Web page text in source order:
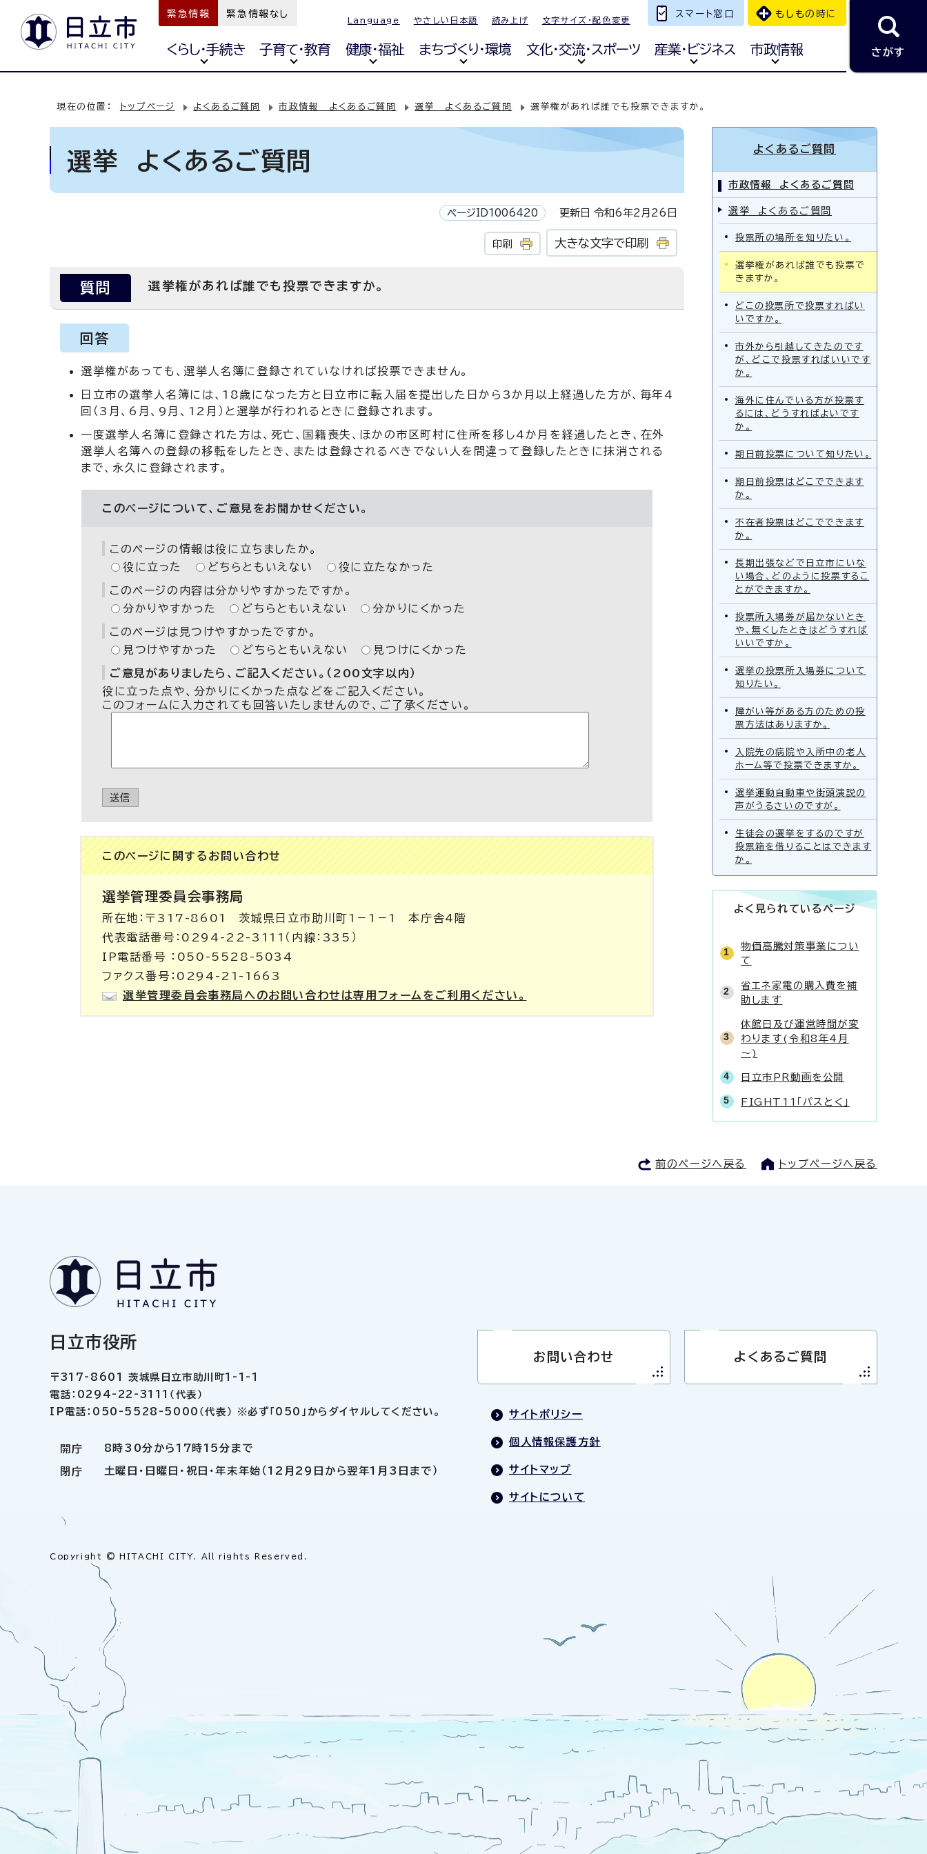
緊急情報 緊急情報なし
Language やさしい日本語 読み上げ 文字サイズ・配色変更
スマート窓口 もしもの時に
くらし・手続き 子育て・教育 健康・福祉 まちづくり・環境 文化・交流・スポーツ 産業・ビジネス 市政情報 さがす
現在の位置： トップページ よくあるご質問 市政情報 よくあるご質問 選挙 よくあるご質問 選挙権があれば誰でも投票できますか。
選挙 よくあるご質問
ページID1006420 更新日 令和6年2月26日
印刷 大きな文字で印刷
質問 選挙権があれば誰でも投票できますか。
回答
選挙権があっても、選挙人名簿に登録されていなければ投票できません。
日立市の選挙人名簿には、18歳になった方と日立市に転入届を提出した日から3か月以上経過した方が、毎年4
回（3月、6月、9月、12月）と選挙が行われるときに登録されます。
一度選挙人名簿に登録された方は、死亡、国籍喪失、ほかの市区町村に住所を移し4か月を経過したとき、在外
選挙人名簿への登録の移転をしたとき、または登録されるべきでない人を間違って登録したときに抹消される
まで、永久に登録されます。
このページについて、ご意見をお聞かせください。
このページの情報は役に立ちましたか。
役に立った
どちらともいえない 役に立たなかった
このページの内容は分かりやすかったですか。
分かりやすかった
どちらともいえない 分かりにくかった
このページは見つけやすかったですか。
見つけやすかった
どちらともいえない 見つけにくかった
ご意見がありましたら、ご記入ください。（200文字以内）
役に立った点や、分かりにくかった点などをご記入ください。
このフォームに入力されても回答いたしませんので、ご了承ください。
送信
このページに関する お問い合わせ
選挙管理委員会事務局
所在地：〒317-8601 茨城県日立市助川町1－1－1 本庁舎4階
代表電話番号：0294-22-3111（内線：335）
IP電話番号 ：050-5528-5034
ファクス番号：0294-21-1663
選挙管理委員会事務局へのお問い合わせは専用フォームをご利用ください。
よくあるご質問
市政情報 よくあるご質問
選挙 よくあるご質問
投票所の場所を知りたい。
選挙権があれば誰でも投票で
きますか。
どこの投票所で投票すればい
いですか。
市外から引越してきたのです
が、どこで投票すればいいです
か。
海外に住んでいる方が投票す
るには、どうすればよいです
か。
期日前投票について知りたい。
期日前投票はどこでできます
か。
不在者投票はどこでできます
か。
長期出張などで日立市にいな
い場合、どのように投票するこ
とができますか。
投票所入場券が届かないとき
や、無くしたときはどうすれば
いいですか。
選挙の投票所入場券について
知りたい。
障がい等がある方のための投
票方法はありますか。
入院先の病院や入所中の老人
ホーム等で投票できますか。
選挙運動自動車や街頭演説の
声がうるさいのですが。
生徒会の選挙をするのですが
投票箱を借りることはできます
か。
よく見られているページ
物価高騰対策事業につい
て
省エネ家電の購入費を補
助します
休館日及び運営時間が変
わります(令和8年4月
～)
日立市PR動画を公開
FIGHT11「パスとく」
前のページへ戻る トップページへ戻る
日立市役所
〒317-8601 茨城県日立市助川町1-1-1
電話：0294-22-3111（代表）
IP電話：050-5528-5000（代表） ※必ず「050」からダイヤルしてください。
開庁 8時30分から17時15分まで
閉庁 土曜日・日曜日・祝日・年末年始（12月29日から翌年1月3日まで）
お問い合わせ よくあるご質問
サイトポリシー
個人情報保護方針
サイトマップ
サイトについて
Copyright © HITACHI CITY. All rights Reserved.